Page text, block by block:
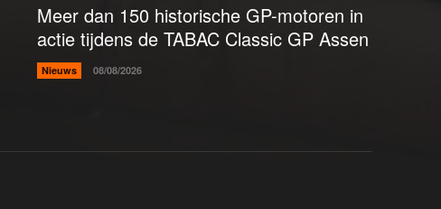
Meer dan 150 historische GP-motoren in
actie tijdens de TABAC Classic GP Assen
Nieuws 08/08/2026